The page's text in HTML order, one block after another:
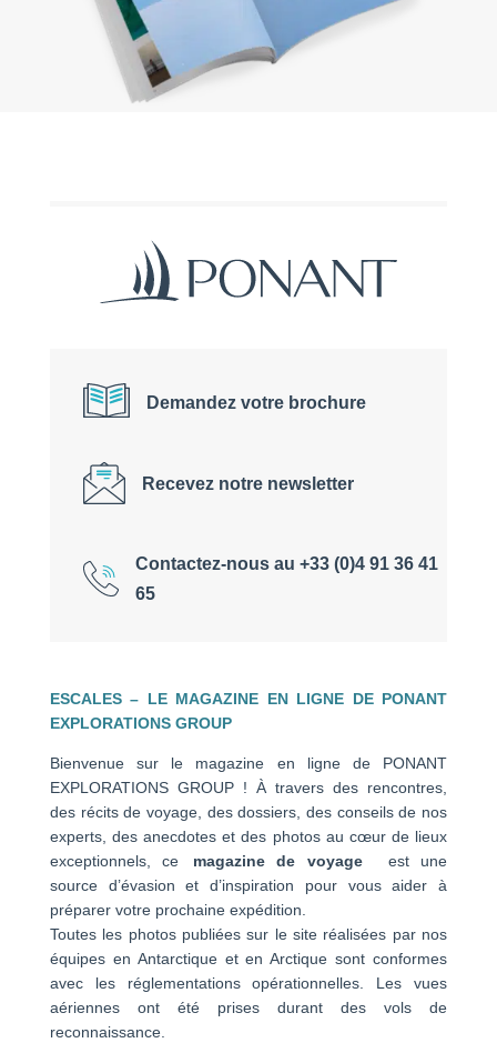
Demandez votre brochure
Recevez notre newsletter
Contactez-nous au +33 (0)4 91 36 41
65
ESCALES – LE MAGAZINE EN LIGNE DE PONANT
EXPLORATIONS GROUP
Bienvenue sur le magazine en ligne de PONANT
EXPLORATIONS GROUP ! À travers des rencontres,
des récits de voyage, des dossiers, des conseils de nos
experts, des anecdotes et des photos au cœur de lieux
exceptionnels, ce magazine de voyage
est une
source d’évasion et d’inspiration pour vous aider à
préparer votre prochaine expédition.
Toutes les photos publiées sur le site réalisées par nos
équipes en Antarctique et en Arctique sont conformes
avec les réglementations opérationnelles. Les vues
aériennes ont été prises durant des vols de
reconnaissance.